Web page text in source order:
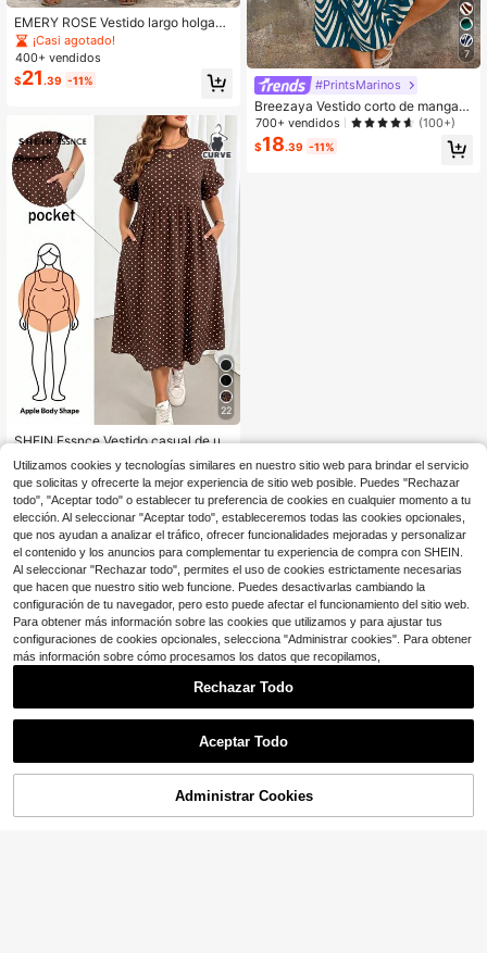
EMERY ROSE Vestido largo holgado
con bolsillos, mangas cortas abullo
nadas y cuello en pico, con estamp
ado geométrico para mujer de talla
grande, de verano
¡Casi agotado!
400+ vendidos
$21 .39 -11%
22
SHEIN Essnce Vestido casual de us
s para mujer de talla grande
12 .71 -29%
7
#PrintsMarinos
Breezaya Vestido corto de manga c
orta con estampado floral elegante
de verano
700+ vendidos (100+)
$18.39 -11%
¡56% DE DESCUENTO!
Utilizamos cookies y tecnologías similares en nuestro sitio web para brindar el servicio
que solicitas y ofrecerte la mejor experiencia de sitio web posible. Puedes "Rechazar
todo", "Aceptar todo" o establecer tu preferencia de cookies en cualquier momento a tu
elección. Al seleccionar "Aceptar todo", estableceremos todas las cookies opcionales,
que nos ayudan a analizar el tráfico, ofrecer funcionalidades mejoradas y personalizar
el contenido y los anuncios para complementar tu experiencia de compra con SHEIN.
Al seleccionar "Rechazar todo", permites el uso de cookies estrictamente necesarias
que hacen que nuestro sitio web funcione. Puedes desactivarlas cambiando la
configuración de tu navegador, pero esto puede afectar el funcionamiento del sitio web.
Para obtener más información sobre las cookies que utilizamos y para ajustar tus
configuraciones de cookies opcionales, selecciona "Administrar cookies". Para obtener
más información sobre cómo procesamos los datos que recopilamos,
Rechazar Todo
Aceptar Todo
Administrar Cookies